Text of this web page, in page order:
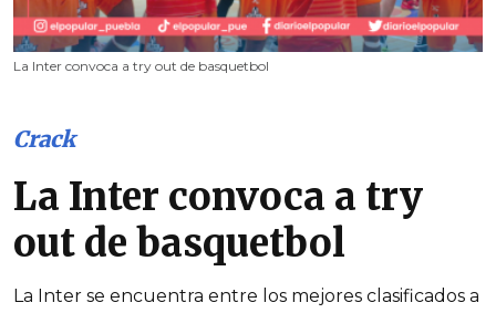
La Inter convoca a try out de basquetbol
Crack
La Inter convoca a try
out de basquetbol
La Inter se encuentra entre los mejores clasificados a